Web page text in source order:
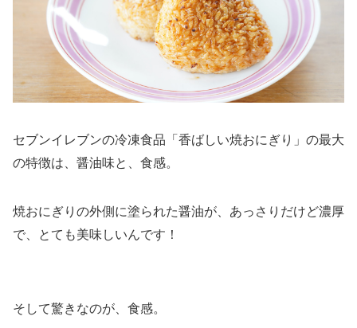
セブンイレブンの冷凍食品「香ばしい焼おにぎり」の最大
の特徴は、醤油味と、食感。
焼おにぎりの外側に塗られた醤油が、あっさりだけど濃厚
で、とても美味しいんです！
そして驚きなのが、食感。